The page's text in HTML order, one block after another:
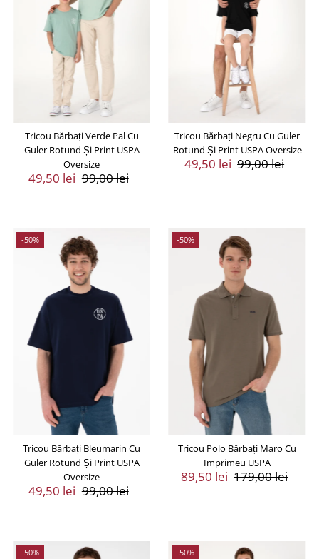
Tricou Bărbați Verde Pal Cu
Guler Rotund Și Print USPA
Oversize
Preț
49,50 lei Preț
99,00 lei
Tricou Bărbați Negru Cu Guler
Rotund Și Print USPA Oversize
Preț
49,50 lei Preț
99,00 lei
-50%
Tricou Bărbați Bleumarin Cu
Guler Rotund Și Print USPA
Oversize
Preț
49,50 lei Preț
99,00 lei
-50%
Tricou Polo Bărbați Maro Cu
Imprimeu USPA
Preț
89,50 lei Preț
179,00 lei
-50% -50%